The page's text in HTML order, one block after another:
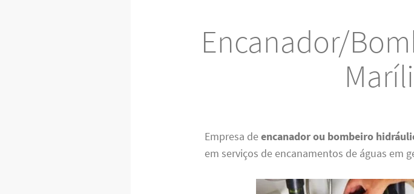
Encanador/
Empresa deencanador ou bombeiro
em serviços de encanamentos de águas em